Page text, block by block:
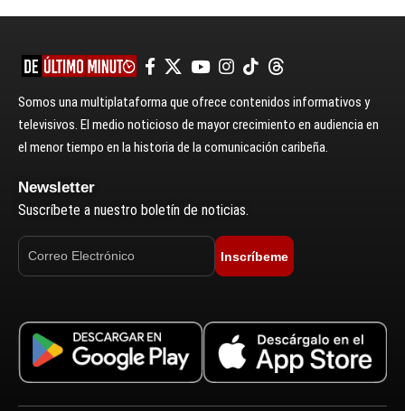
Somos una multiplataforma que ofrece contenidos informativos y
televisivos. El medio noticioso de mayor crecimiento en audiencia en
el menor tiempo en la historia de la comunicación caribeña.
Newsletter
Suscríbete a nuestro boletín de noticias.
Inscríbeme